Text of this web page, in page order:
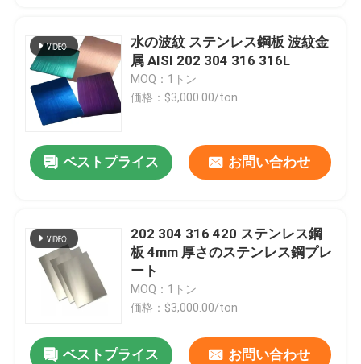
水の波紋 ステンレス鋼板 波紋金
属 AISI 202 304 316 316L
MOQ：1トン
価格：$3,000.00/ton
ベストプライス お問い合わせ
202 304 316 420 ステンレス鋼
板 4mm 厚さのステンレス鋼プレ
ート
MOQ：1トン
価格：$3,000.00/ton
ベストプライス お問い合わせ